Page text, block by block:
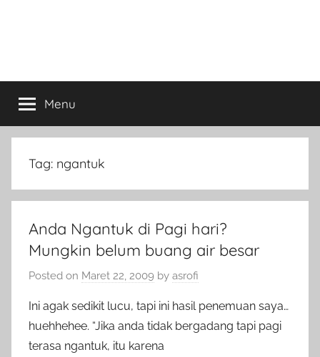
Menu
Tag: ngantuk
Anda Ngantuk di Pagi hari?
Mungkin belum buang air besar
Posted on Maret 22, 2009 by asrofi
Ini agak sedikit lucu, tapi ini hasil penemuan saya…
huehhehee. “Jika anda tidak bergadang tapi pagi
terasa ngantuk, itu karena